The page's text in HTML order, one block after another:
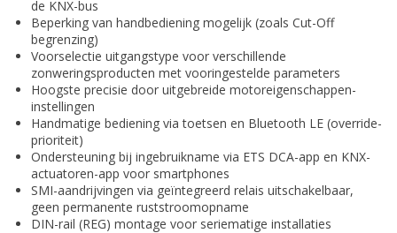
de KNX-bus
Beperking van handbediening mogelijk (zoals Cut-Off
begrenzing)
Voorselectie uitgangstype voor verschillende
zonweringsproducten met vooringestelde parameters
Hoogste precisie door uitgebreide motoreigenschappen-
instellingen
Handmatige bediening via toetsen en Bluetooth LE (override-
prioriteit)
Ondersteuning bij ingebruikname via ETS DCA-app en KNX-
actuatoren-app voor smartphones
SMI-aandrijvingen via geïntegreerd relais uitschakelbaar,
geen permanente ruststroomopname
DIN-rail (REG) montage voor seriematige installaties